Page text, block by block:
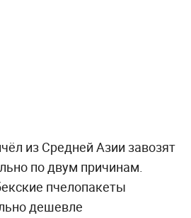
из Средней Азии завозят
по двум причинам.
пчелопакеты
дешевле